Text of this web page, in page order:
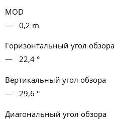
MOD
0,2 m
Горизонтальный угол обзора
22,4 °
Вертикальный угол обзора
29,6 °
Диагональный угол обзора